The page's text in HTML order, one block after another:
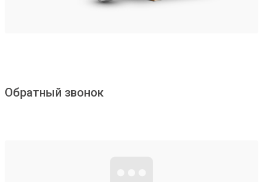
Обратный звонок